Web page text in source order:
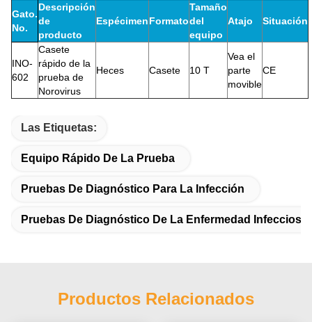
Gato.
No.
Descripción
de
producto
EspécimenFormato
Tamaño
del
equipo
Atajo Situación
INO-
602
Casete
rápido de la
prueba de
Norovirus
Heces Casete 10 T
Vea el
parte
movible
CE
Las Etiquetas:
Equipo Rápido De La Prueba
Pruebas De Diagnóstico Para La Infección
Pruebas De Diagnóstico De La Enfermedad Infecciosa
Productos Relacionados